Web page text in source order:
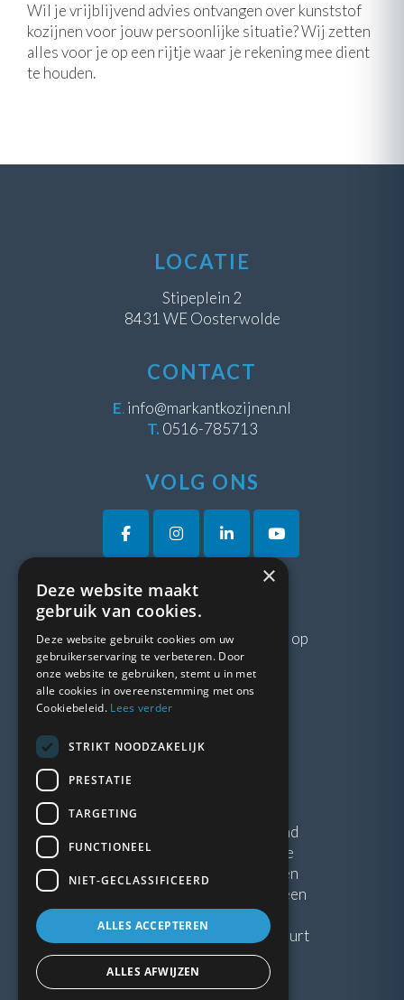
Wil je vrijblijvend advies ontvangen over kunststof
kozijnen voor jouw persoonlijke situatie? Wij zetten
alles voor je op een rijtje waar je rekening mee dient
te houden.
LOCATIE
Stipeplein 2
8431 WE Oosterwolde
CONTACT
E.info@markantkozijnen.nl
T. 0516-785713
VOLG ONS
VRAGEN?
Neem gerustcontactmet ons op
LINKS
Blogs
Algemene voorwaarden
Kunststof Kozijnen Friesland
Kunststof kozijnen Drenthe
Kunststof Kozijnen Drachten
Kunststof Kozijnen Hoogeveen
Kunststof kozijnen in jouw buurt
×
Deze website maakt
gebruik van cookies.
Deze website gebruikt cookies om uw
gebruikerservaring te verbeteren. Door
onze website te gebruiken, stemt u in met
alle cookies in overeenstemming met ons
Cookiebeleid. Lees verder
STRIKT NOODZAKELIJK
PRESTATIE
TARGETING
FUNCTIONEEL
NIET-GECLASSIFICEERD
ALLES ACCEPTEREN
ALLES AFWIJZEN